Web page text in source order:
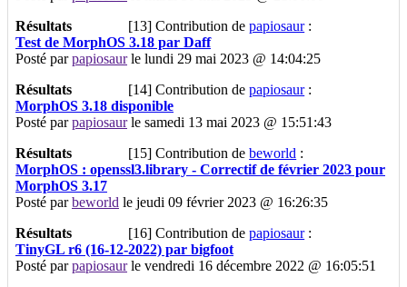
Résultats
[13] Contribution depapiosaur:
Test de MorphOS 3.18 par Daff
Posté parpapiosaurle lundi 29 mai 2023 @ 14:04:25
Résultats
[14] Contribution depapiosaur:
MorphOS 3.18 disponible
Posté parpapiosaurle samedi 13 mai 2023 @ 15:51:43
Résultats
[15] Contribution debeworld :
MorphOS : openssl3.library - Correctif de février 2023 pour
MorphOS 3.17
Posté parbeworld le jeudi 09 février 2023 @ 16:26:35
Résultats
[16] Contribution depapiosaur:
TinyGL r6 (16-12-2022) par bigfoot
Posté parpapiosaurle vendredi 16 décembre 2022 @ 16:05:51